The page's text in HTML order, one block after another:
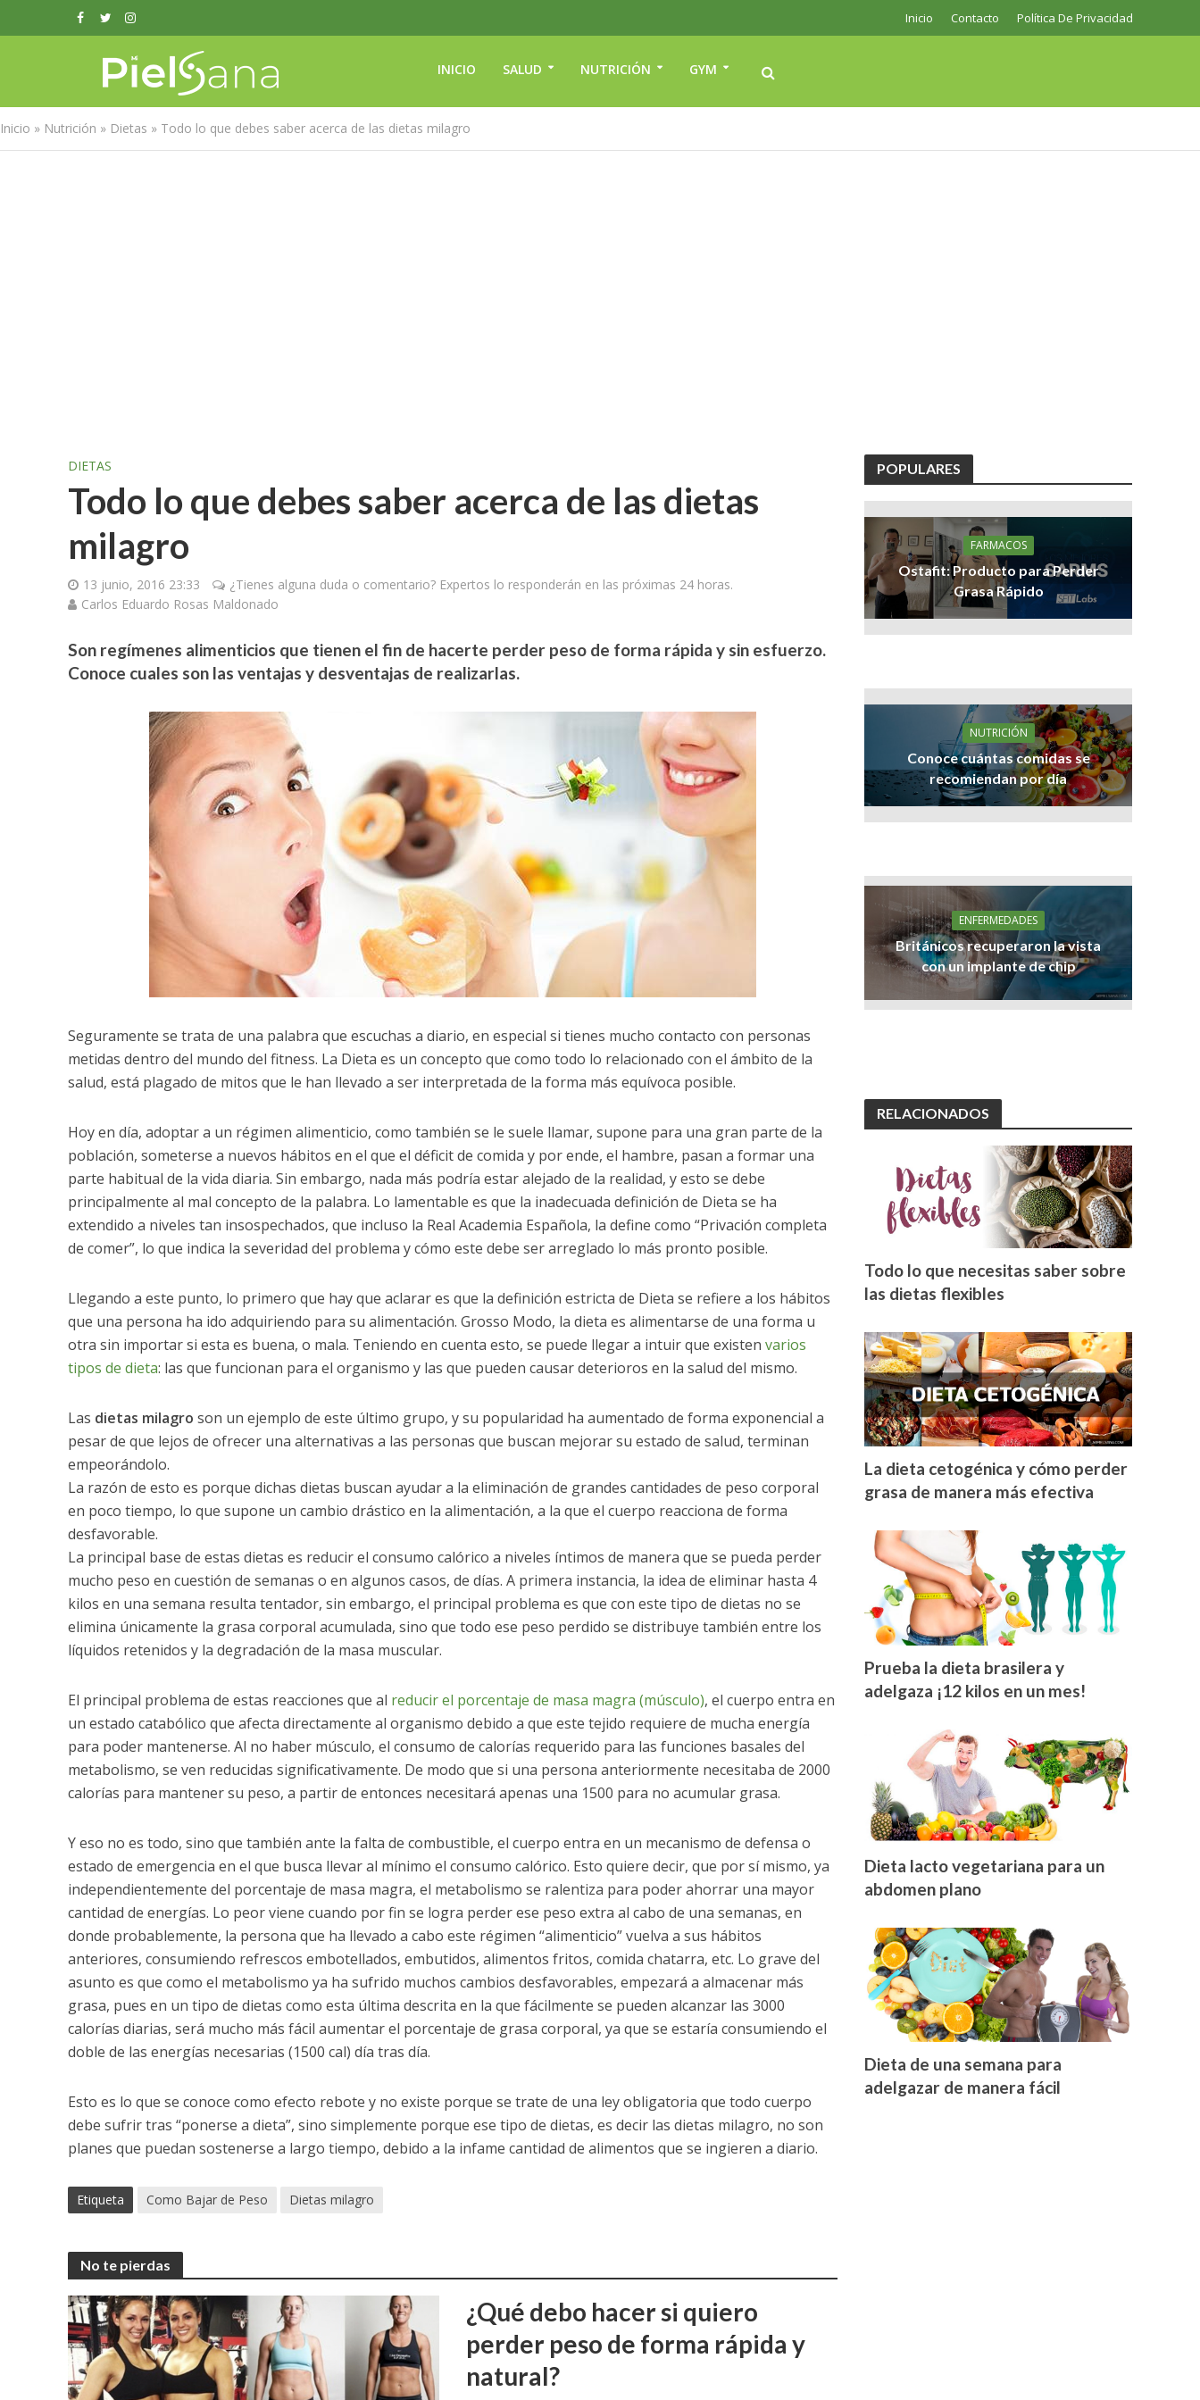
Inicio Contacto Política De Privacidad
INICIO SALUD NUTRICIÓN GYM
Inicio » Nutrición » Dietas » Todo lo que debes saber acerca de las dietas milagro
DIETAS
Todo lo que debes saber acerca de las dietas
milagro
13 junio, 2016 23:33
¿Tienes alguna duda o comentario? Expertos lo responderán en las próximas 24 horas.
Carlos Eduardo Rosas Maldonado
Son regímenes alimenticios que tienen el fin de hacerte perder peso de forma rápida y sin esfuerzo.
Conoce cuales son las ventajas y desventajas de realizarlas.
Seguramente se trata de una palabra que escuchas a diario, en especial si tienes mucho contacto con personas
metidas dentro del mundo del fitness. La Dieta es un concepto que como todo lo relacionado con el ámbito de la
salud, está plagado de mitos que le han llevado a ser interpretada de la forma más equívoca posible.
Hoy en día, adoptar a un régimen alimenticio, como también se le suele llamar, supone para una gran parte de la
población, someterse a nuevos hábitos en el que el déficit de comida y por ende, el hambre, pasan a formar una
parte habitual de la vida diaria. Sin embargo, nada más podría estar alejado de la realidad, y esto se debe
principalmente al mal concepto de la palabra. Lo lamentable es que la inadecuada definición de Dieta se ha
extendido a niveles tan insospechados, que incluso la Real Academia Española, la define como “Privación completa
de comer”, lo que indica la severidad del problema y cómo este debe ser arreglado lo más pronto posible.
Llegando a este punto, lo primero que hay que aclarar es que la definición estricta de Dieta se refiere a los hábitos
que una persona ha ido adquiriendo para su alimentación. Grosso Modo, la dieta es alimentarse de una forma u
otra sin importar si esta es buena, o mala. Teniendo en cuenta esto, se puede llegar a intuir que existen varios
tipos de dieta: las que funcionan para el organismo y las que pueden causar deterioros en la salud del mismo.
Las dietas milagro son un ejemplo de este último grupo, y su popularidad ha aumentado de forma exponencial a
pesar de que lejos de ofrecer una alternativas a las personas que buscan mejorar su estado de salud, terminan
empeorándolo.
La razón de esto es porque dichas dietas buscan ayudar a la eliminación de grandes cantidades de peso corporal
en poco tiempo, lo que supone un cambio drástico en la alimentación, a la que el cuerpo reacciona de forma
desfavorable.
La principal base de estas dietas es reducir el consumo calórico a niveles íntimos de manera que se pueda perder
mucho peso en cuestión de semanas o en algunos casos, de días. A primera instancia, la idea de eliminar hasta 4
kilos en una semana resulta tentador, sin embargo, el principal problema es que con este tipo de dietas no se
elimina únicamente la grasa corporal acumulada, sino que todo ese peso perdido se distribuye también entre los
líquidos retenidos y la degradación de la masa muscular.
El principal problema de estas reacciones que al reducir el porcentaje de masa magra (músculo), el cuerpo entra en
un estado catabólico que afecta directamente al organismo debido a que este tejido requiere de mucha energía
para poder mantenerse. Al no haber músculo, el consumo de calorías requerido para las funciones basales del
metabolismo, se ven reducidas significativamente. De modo que si una persona anteriormente necesitaba de 2000
calorías para mantener su peso, a partir de entonces necesitará apenas una 1500 para no acumular grasa.
Y eso no es todo, sino que también ante la falta de combustible, el cuerpo entra en un mecanismo de defensa o
estado de emergencia en el que busca llevar al mínimo el consumo calórico. Esto quiere decir, que por sí mismo, ya
independientemente del porcentaje de masa magra, el metabolismo se ralentiza para poder ahorrar una mayor
cantidad de energías. Lo peor viene cuando por fin se logra perder ese peso extra al cabo de una semanas, en
donde probablemente, la persona que ha llevado a cabo este régimen “alimenticio” vuelva a sus hábitos
anteriores, consumiendo refrescos embotellados, embutidos, alimentos fritos, comida chatarra, etc. Lo grave del
asunto es que como el metabolismo ya ha sufrido muchos cambios desfavorables, empezará a almacenar más
grasa, pues en un tipo de dietas como esta última descrita en la que fácilmente se pueden alcanzar las 3000
calorías diarias, será mucho más fácil aumentar el porcentaje de grasa corporal, ya que se estaría consumiendo el
doble de las energías necesarias (1500 cal) día tras día.
Esto es lo que se conoce como efecto rebote y no existe porque se trate de una ley obligatoria que todo cuerpo
debe sufrir tras “ponerse a dieta”, sino simplemente porque ese tipo de dietas, es decir las dietas milagro, no son
planes que puedan sostenerse a largo tiempo, debido a la infame cantidad de alimentos que se ingieren a diario.
Etiqueta Como Bajar de Peso Dietas milagro
No te pierdas
¿Qué debo hacer si quiero
perder peso de forma rápida y
natural?
POPULARES
FARMACOS
Ostafit: Producto para Perder
Grasa Rápido
NUTRICIÓN
Conoce cuántas comidas se
recomiendan por día
ENFERMEDADES
Británicos recuperaron la vista
con un implante de chip
RELACIONADOS
Todo lo que necesitas saber sobre
las dietas flexibles
La dieta cetogénica y cómo perder
grasa de manera más efectiva
Prueba la dieta brasilera y
adelgaza ¡12 kilos en un mes!
Dieta lacto vegetariana para un
abdomen plano
Dieta de una semana para
adelgazar de manera fácil